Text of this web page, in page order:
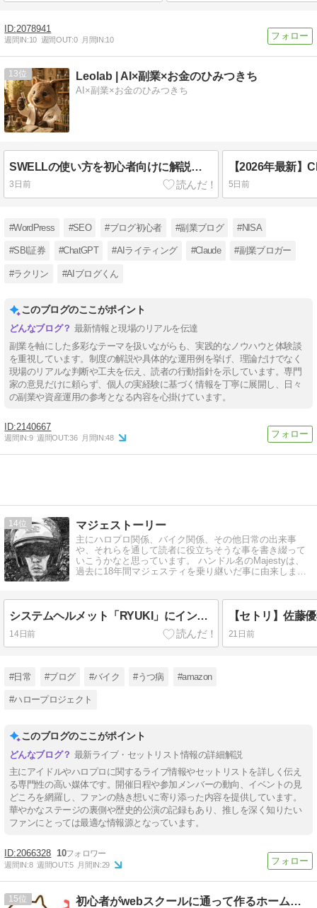
2078941
週間IN:10 週間OUT:0 月間IN:10
13 Leolab | AI×副業×お金のひみつきち
AI×副業×お金のひみつきち
SWELLの使い方を初心者向けに解説｜記事を書く基本操作と便利ブロック全ステップ【2026年最新】
3日前 5日前
#WordPress #SEO #ブログ初心者 #副業ブログ #NISA
#SBI証券 #ChatGPT #AIライティング #Claude #副業ブロガー
#ラクリン #AIブログくん
このブログのここがポイント
最新情報と現場のリアルを伝達
副業を軸にした多彩なテーマを扱いながらも、実践的なノウハウと体験談
を重視しています。制度の解説や具体的な運用例を挙げ、理論だけでなく
現場のリアルな判断や工夫を伝え、読者の行動指針を示しています。専門
家の意見だけに頼らず、個人の実経験に基づく情報を丁寧に展開し、日々
の副業や資産運用の参考となる内容を心掛けています。
2140667
週間IN:9 週間OUT:36 月間IN:48
14 マジェストーリー
主にハロプロ関係、バイク関係、その他日常の出来事
や、それらを通して読者に役立ちそうな事を書き綴って
いこうかなと思っています。 ハンドル名のMajestyは、
過去に18年間マジェスティを乗り継いだ事に由来しま
システムヘルメット「RYUKI」にインカム（コミネKK-920）を取り付けてみた
14日前 21日前
#日常 #ブログ #バイク #うつ病 #amazon
#ハロープロジェクト
このブログのここがポイント
最新ライブ・セットリスト情報の詳細解説
主にアイドルやハロプロに関するライブ情報やセットリストを詳しく伝え
る専門性の高い媒体です。開催日程や参加メンバーの動向、イベントの見
どころを網羅し、ファンの熱き想いに寄り添った内容を提供しています。
華やかなステージの裏側や歴史的公演の記録もあり、推しを深く知りたい
ファンにとっては最適な情報源となっています。
2066328 10
週間IN:8 週間OUT:5 月間IN:29
15 初心者がwebスクールに通って作るホームページ